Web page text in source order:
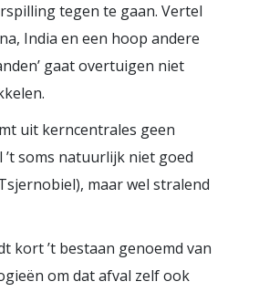
tegen te gaan. Vertel
India en een hoop andere
gaat overtuigen niet
uit kerncentrales geen
soms natuurlijk niet goed
maar wel stralend
kort ’t bestaan genoemd van
om dat afval zelf ook